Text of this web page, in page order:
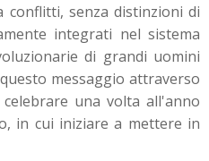
conflitti, senza distinzioni di
integrati nel sistema
di grandi uomini
messaggio attraverso
una volta all'anno
in cui iniziare a mettere in